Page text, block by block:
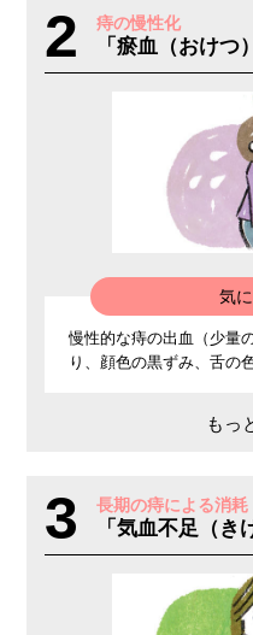
2 痔の慢性化
「瘀血（おけつ
気
慢性的な痔の出血（少量
り、顔色の黒ずみ、舌の
もっ
3 長期の痔による消耗
「気血不足（